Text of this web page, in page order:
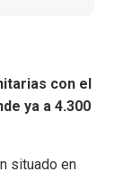
con el
ya a 4.300
situado en